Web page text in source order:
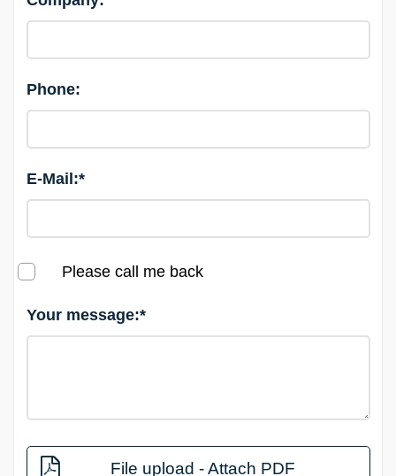
Phone:
E-Mail:*
Please call me back
Your message:*
File upload - Attach PDF